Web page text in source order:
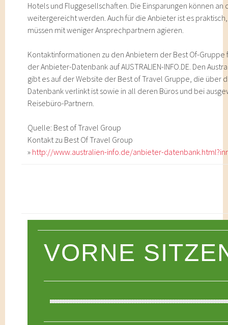
Hotels und Fluggesellschaften. Die Einsparungen können an
weitergereicht werden. Auch für die Anbieter ist es
müssen mit weniger Ansprechpartnern agieren.
Kontaktinformationen zu den Anbietern der Best Of-Gruppe
der Anbieter-Datenbank auf AUSTRALIEN-INFO.DE. Den
gibt es auf der Website der Best of Travel Gruppe, die über
Datenbank verlinkt ist sowie in all deren Büros und bei
Reisebüro-Partnern.
Quelle: Best of Travel Group
Kontakt zu Best Of Travel Group
» http://www.australien-info.de/anbieter-
VORNE